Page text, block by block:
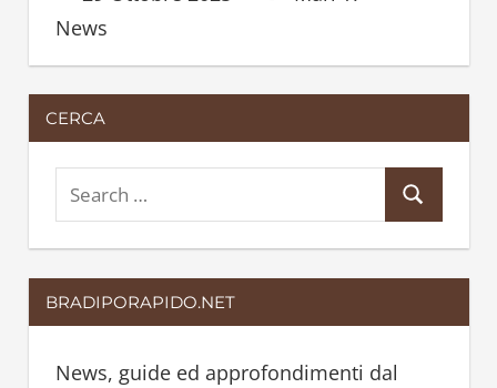
News
CERCA
e
a
r
c
e
a
BRADIPORAPIDO.NET
News, guide ed approfondimenti dal